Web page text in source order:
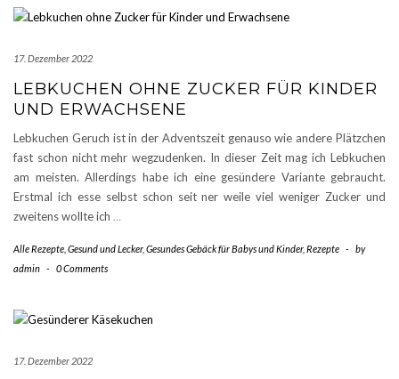
17. Dezember 2022
LEBKUCHEN OHNE ZUCKER FÜR KINDER
UND ERWACHSENE
Lebkuchen Geruch ist in der Adventszeit genauso wie andere Plätzchen
fast schon nicht mehr wegzudenken. In dieser Zeit mag ich Lebkuchen
am meisten. Allerdings habe ich eine gesündere Variante gebraucht.
Erstmal ich esse selbst schon seit ner weile viel weniger Zucker und
zweitens wollte ich …
Alle Rezepte Gesund und Lecker, Gesundes Gebäck für Babys und Kinder, Rezepte -
by
admin - 0 Comments
17. Dezember 2022